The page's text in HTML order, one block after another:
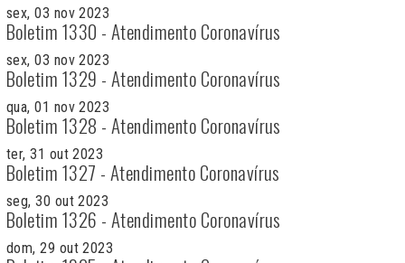
sex, 03 nov 2023
Boletim 1330 - Atendimento Coronavírus
sex, 03 nov 2023
Boletim 1329 - Atendimento Coronavírus
qua, 01 nov 2023
Boletim 1328 - Atendimento Coronavírus
ter, 31 out 2023
Boletim 1327 - Atendimento Coronavírus
seg, 30 out 2023
Boletim 1326 - Atendimento Coronavírus
dom, 29 out 2023